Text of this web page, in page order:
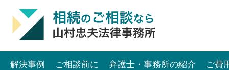
解決事例 ご相談前に 弁護士・事務所の紹介 ご費